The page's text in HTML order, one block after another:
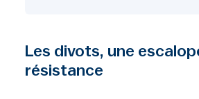
Les divots, une
résistance